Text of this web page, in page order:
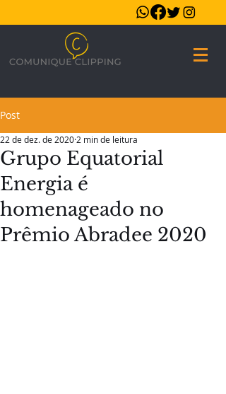
Post
Grupo Equatorial
Energia é
homenageado no
Prêmio Abradee 2020
22 de dez. de 2020 2 min de leitura